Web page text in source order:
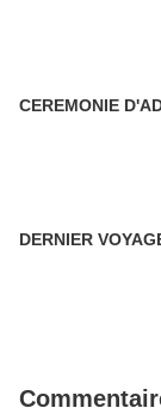
CEREMONIE
DERNIER